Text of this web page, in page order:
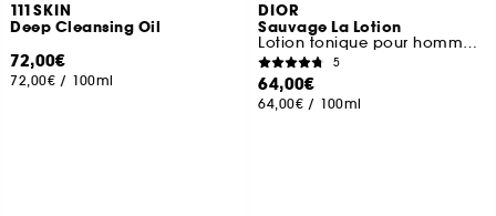
111SKIN
Deep Cleansing Oil
72,00€
72,00€ / 100ml
DIOR
Sauvage La Lotion
Lotion tonique pour homme à l'extrait de cactus
5
64,00€
64,00€ / 100ml